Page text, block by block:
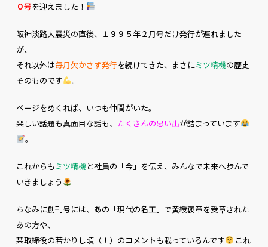
０号を迎えました！
阪神淡路大震災の直後、１９９５年２月号だけ発行が遅れました
が、
それ以外は毎月欠かさず発行を続けてきた、まさにミツ精機の歴史
そのものです
。
ページをめくれば、いつも仲間がいた。
楽しい話題も真面目な話も、 たくさんの思い出が詰まっています
。
これからも ミツ精機と社員の「今」を伝え、みんなで未来へ歩んで
いきましょう
ちなみに創刊号には、あの「現代の名工」で黄綬褒章を受章された
あの方や、
某取締役の若かりし頃（！）のコメントも載っているんです
これ